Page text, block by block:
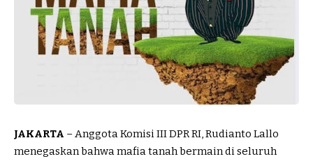
JAKARTA – Anggota Komisi III DPR RI, Rudianto Lallo
menegaskan bahwa mafia tanah bermain di seluruh